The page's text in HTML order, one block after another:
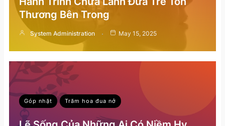
Thương Bên Trong
System Administration May 15, 2025
Góp nhặt Trăm hoa đua nở